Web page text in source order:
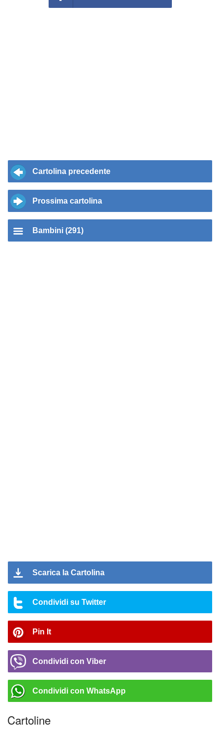
Cartolina precedente
Prossima cartolina
Bambini (291)
Scarica la Cartolina
Condividi su Twitter
Pin It
Condividi con Viber
Condividi con WhatsApp
Cartoline